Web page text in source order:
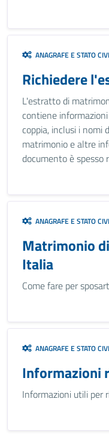
ANAGRAFE E STATO
Richiedere
L'estratto di
contiene
coppia, inclusi i nomi
matrimonio e altre
documento è spesso
ANAGRAFE E STATO
Matrimonio
Italia
Come fare per
ANAGRAFE E STATO
Informazioni
Informazioni utili per